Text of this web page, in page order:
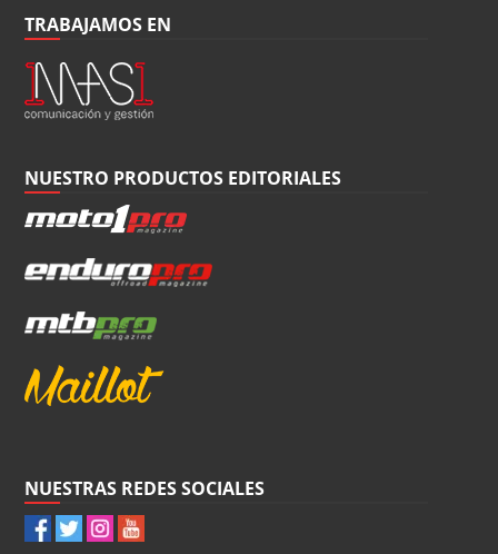
TRABAJAMOS EN
NUESTRO PRODUCTOS EDITORIALES
NUESTRAS REDES SOCIALES